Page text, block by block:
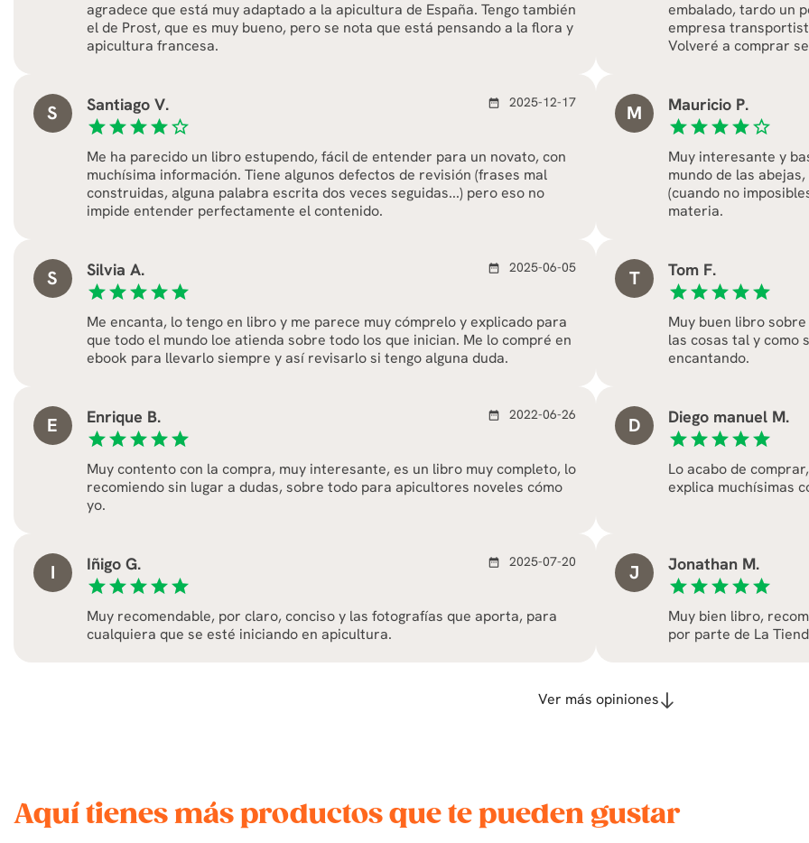
agradece que está muy adaptado a la apicultura de España. Tengo también
el de Prost, que es muy bueno, pero se nota que está pensando a la flora y
apicultura francesa.
embalado, tardo un
empresa
Volveré a comprar
S
Santiago V.
starstarstarstarstar_border
date_range 2025-12-17
Me ha parecido un libro estupendo, fácil de entender para un novato, con
muchísima información. Tiene algunos defectos de revisión (frases mal
construidas, alguna palabra escrita dos veces seguidas...) pero eso no
impide entender perfectamente el contenido.
M
Mauricio P.
starstarstarstarstar_border
Muy interesante y
mundo de las
(cuando no
materia.
S
Silvia A.
starstarstarstarstar
date_range 2025-06-05
Me encanta, lo tengo en libro y me parece muy cómprelo y explicado para
que todo el mundo loe atienda sobre todo los que inician. Me lo compré en
ebook para llevarlo siempre y así revisarlo si tengo alguna duda.
T
Tom F.
starstarstarstarstar
Muy buen libro
las cosas tal y como
encantando.
E
Enrique B.
starstarstarstarstar
date_range 2022-06-26
Muy contento con la compra, muy interesante, es un libro muy completo, lo
recomiendo sin lugar a dudas, sobre todo para apicultores noveles cómo
yo.
D
Diego manuel M.
starstarstarstarstar
Lo acabo de
explica muchísimas
I
Iñigo G.
starstarstarstarstar
date_range 2025-07-20
Muy recomendable, por claro, conciso y las fotografías que aporta, para
cualquiera que se esté iniciando en apicultura.
J
Jonathan M.
starstarstarstarstar
Muy bien libro,
por parte de La
Ver más opiniones
Aquí tienes más productos que te pueden gustar